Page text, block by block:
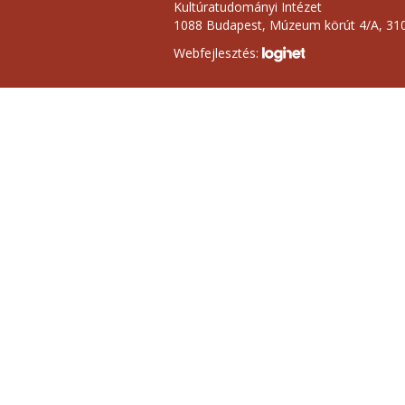
Kultúratudományi Intézet
1088 Budapest, Múzeum körút 4/A,
Webfejlesztés: